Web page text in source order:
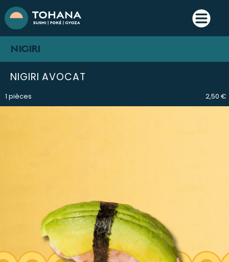
NIGIRI
NIGIRI AVOCAT
1 pièces 2,50 €